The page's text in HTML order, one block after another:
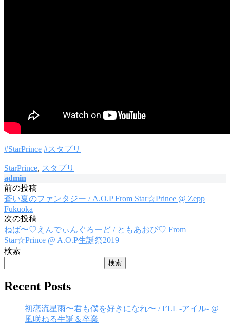
#StarPrince #スタプリ
StarPrince, スタプリ
admin
投
稿
ナ
ビ
ゲ
ー
シ
前の投稿
蒼い夏のファンタジー / A.O.P From Star☆Prince @ Zepp
Fukuoka
次の投稿
ねば〜♡えんでぃんぐろーど / ともあおぴ♡ From
Star☆Prince @ A.O.P生誕祭2019
検索
検索
Recent Posts
初恋流星雨〜君も僕を好きになれ〜 / I’LL -アイル- @
風咲ねる生誕＆卒業